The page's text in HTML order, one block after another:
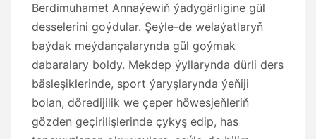
Berdimuhamet Annaýewiň ýadygärligine gül
desselerini goýdular. Şeýle-de welaýatlaryň
baýdak meýdançalarynda gül goýmak
dabaralary boldy. Mekdep ýyllarynda dürli ders
bäsleşiklerinde, sport ýaryşlarynda ýeňiji
bolan, döredijilik we çeper höwesjeňleriň
gözden geçirilişlerinde çykyş edip, has